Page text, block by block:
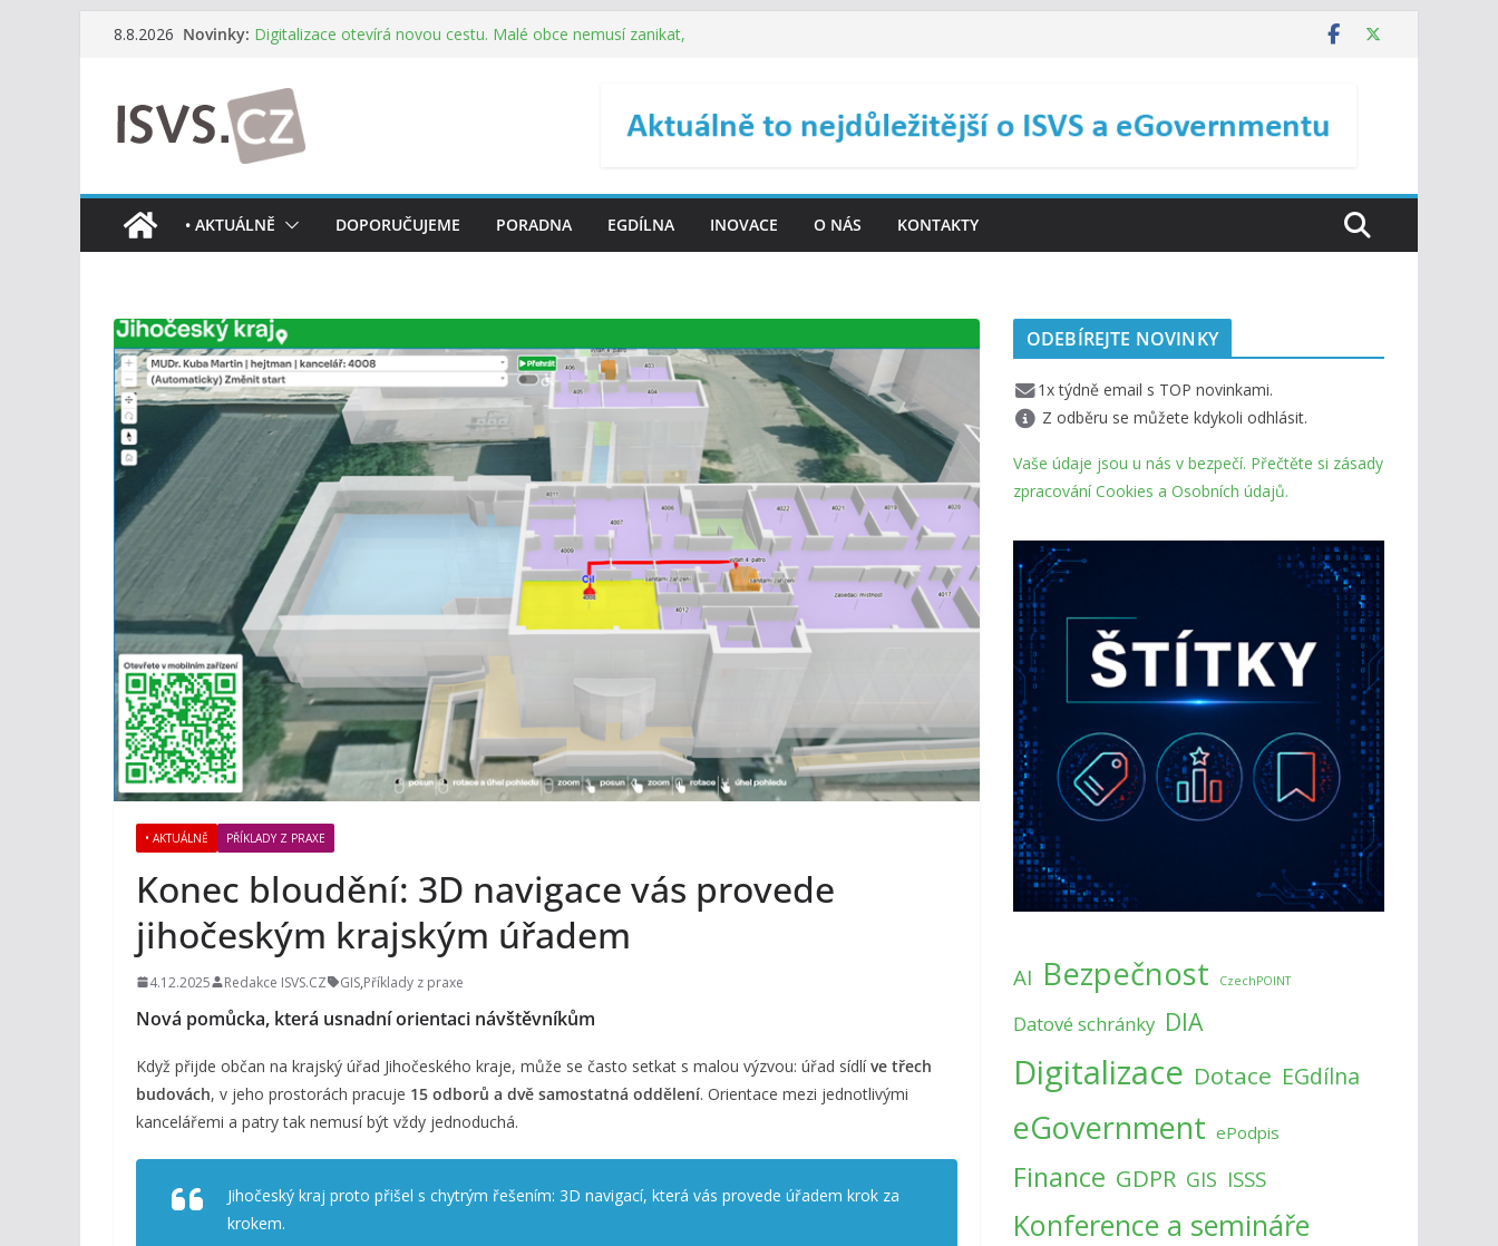
Přeskočit
8.8.2026 Novinky: Digitalizace otevírá novou cestu. Malé obce nemusí zanikat,
testování digitálních služeb
DIA: Informační systém dlouhodobého řízení (ISDŘ) je od
července v plném provozu
RVIS – Výbor pro architekturu a řízení ICT zveřejnil materiály
z nového jednání
Informace o obcích vždy po ruce. SMS ČR spouští novou
mobilní aplikaci
• AKTUÁLNĚ DOPORUČUJEME PORADNA EGDÍLNA INOVACE O NÁS KONTAKTY
• AKTUÁLNĚ PŘÍKLADY Z PRAXE
Konec bloudění: 3D navigace vás provede
jihočeským krajským úřadem
4.12.2025 Redakce ISVS.CZ GIS,Příklady z praxe
Nová pomůcka, která usnadní orientaci návštěvníkům
Když přijde občan na krajský úřad Jihočeského kraje, může se často setkat s malou výzvou: úřad sídlíve třech
budovách, v jeho prostorách pracuje 15 odborů a dvě samostatná oddělení. Orientace mezi jednotlivými
kancelářemi a patry tak nemusí být vždy jednoduchá.
Jihočeský kraj proto přišel s chytrým řešením: 3D navigací, která vás provede úřadem krok za
krokem.
ODEBÍREJTE NOVINKY
1x týdně email s TOP novinkami.
Z odběru se můžete kdykoli odhlásit.
Vaše údaje jsou u nás v bezpečí. Přečtěte si zásady
zpracování Cookies a Osobních údajů.
AI Bezpečnost CzechPOINT
Datové schránky DIA
Digitalizace Dotace EGdílna
eGovernment ePodpis
Finance GDPR GIS ISSS
Konference a semináře